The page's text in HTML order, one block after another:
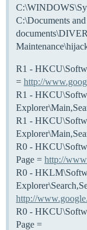
C:\Documents
R1 -
= http://
R1 -
R1 -
R0 -
Page = http://
R0 -
http://
R0 -
Page =